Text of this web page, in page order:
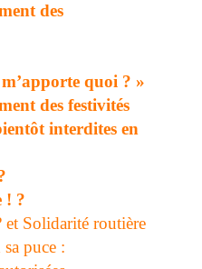
des
quoi ? »
des festivités
interdites en
! ?
et Solidarité routière
puce :